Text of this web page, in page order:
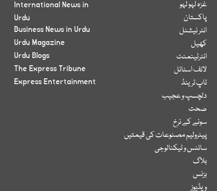
غزہ لہو لہو
پاکستان
انٹر نیشنل
کھیل
انٹرٹینمنٹ
لائف اسٹائل
ٹاپ ٹرینڈ
دلچسپ و عجیب
صحت
سونے کے نرخ
پیٹرولیم مصنوعات کی قیمتیں
سائنس و ٹیکنالوجی
بلاگ
بزنس
ویڈیوز
International News in
Urdu
Business News in Urdu
Urdu Magazine
Urdu Blogs
The Express Tribune
Express Entertainment